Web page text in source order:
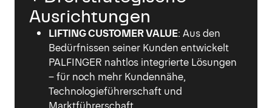
Ausrichtungen
LIFTING CUSTOMER VALUE: Aus den
Bedürfnissen seiner Kunden entwickelt
PALFINGER nahtlos integrierte Lösungen
– für noch mehr Kundennähe,
Technologieführerschaft und
Marktführerschaft.